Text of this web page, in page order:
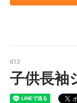
613
子供長袖